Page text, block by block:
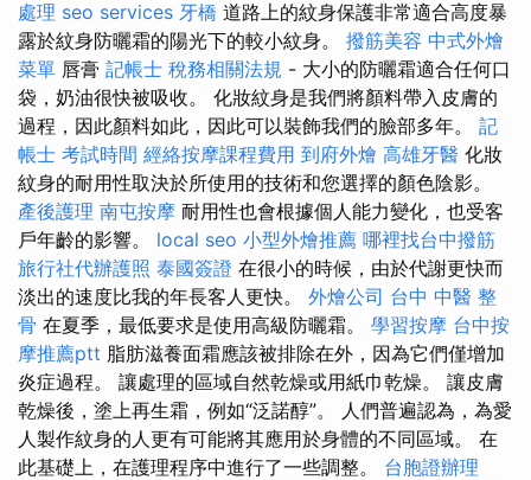
處理 seo services 牙橋 道路上的紋身保護非常適合高度暴
露於紋身防曬霜的陽光下的較小紋身。 撥筋美容 中式外燴
菜單 唇膏 記帳士 稅務相關法規 - 大小的防曬霜適合任何口
袋，奶油很快被吸收。 化妝紋身是我們將顏料帶入皮膚的
過程，因此顏料如此，因此可以裝飾我們的臉部多年。 記
帳士 考試時間 經絡按摩課程費用 到府外燴 高雄牙醫 化妝
紋身的耐用性取決於所使用的技術和您選擇的顏色陰影。
產後護理 南屯按摩 耐用性也會根據個人能力變化，也受客
戶年齡的影響。 local seo 小型外燴推薦 哪裡找台中撥筋
旅行社代辦護照 泰國簽證 在很小的時候，由於代謝更快而
淡出的速度比我的年長客人更快。 外燴公司 台中 中醫 整
骨 在夏季，最低要求是使用高級防曬霜。 學習按摩 台中按
摩推薦ptt 脂肪滋養面霜應該被排除在外，因為它們僅增加
炎症過程。 讓處理的區域自然乾燥或用紙巾乾燥。 讓皮膚
乾燥後，塗上再生霜，例如“泛諾醇”。 人們普遍認為，為愛
人製作紋身的人更有可能將其應用於身體的不同區域。 在
此基礎上，在護理程序中進行了一些調整。 台胞證辦理